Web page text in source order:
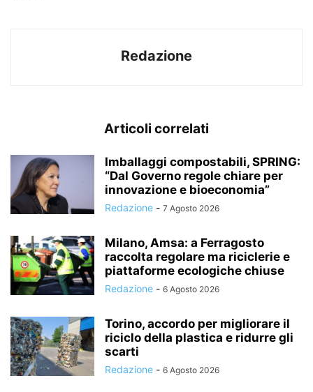
Redazione
Articoli correlati
Imballaggi compostabili, SPRING:
“Dal Governo regole chiare per
innovazione e bioeconomia”
Redazione - 7 Agosto 2026
Milano, Amsa: a Ferragosto
raccolta regolare ma riciclerie e
piattaforme ecologiche chiuse
Redazione - 6 Agosto 2026
Torino, accordo per migliorare il
riciclo della plastica e ridurre gli
scarti
Redazione - 6 Agosto 2026